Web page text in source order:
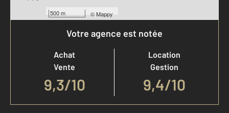
500 m ©Mappy
Votre agence est notée
Achat
Vente
9,3/10
Location
Gestion
9,4/10